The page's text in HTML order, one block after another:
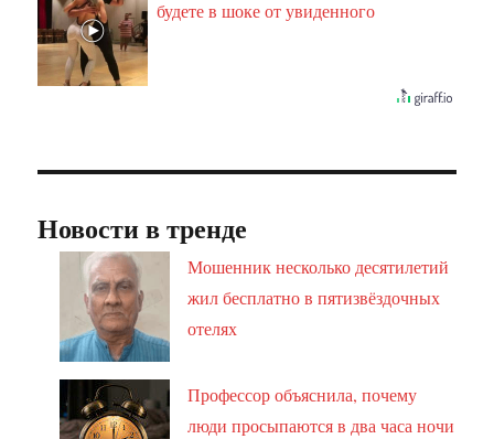
будете в шоке от увиденного
Новости в тренде
Мошенник несколько десятилетий
жил бесплатно в пятизвёздочных
отелях
Профессор объяснила, почему
люди просыпаются в два часа ночи